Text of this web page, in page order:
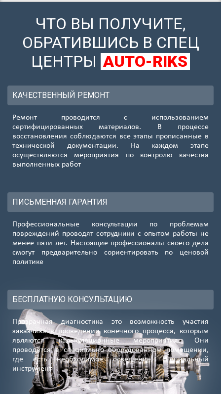
ЧТО ВЫ ПОЛУЧИТЕ,
ОБРАТИВШИСЬ В СПЕЦ
ЦЕНТРЫ AUTO-RIKS
КАЧЕСТВЕННЫЙ РЕМОНТ
Ремонт проводится с использованием
сертифицированных материалов. В процессе
восстановления соблюдаются все этапы прописанные в
технической документации. На каждом этапе
осуществляются мероприятия по контролю качества
выполненных работ
ПИСЬМЕННАЯ ГАРАНТИЯ
Профессиональные консультации по проблемам
повреждений проводят сотрудники с опытом работы не
менее пяти лет. Настоящие профессионалы своего дела
смогут предварительно сориентировать по ценовой
политике
БЕСПЛАТНУЮ КОНСУЛЬТАЦИЮ
Прозрачная диагностика это возможность участия
заказчика в проведении конечного процесса, которым
являются калькуляционные мероприятия. Они
проводятся в специально оборудованном помещении,
где есть необходимое освещение, специальный
инструмент